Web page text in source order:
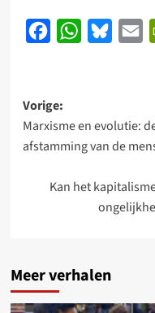
FacebookWhatsApp
Bluesky
Bericht
navigatie
Vorige:
Marxisme en evolutie:
afstamming van de
Kan het
Meer verhalen